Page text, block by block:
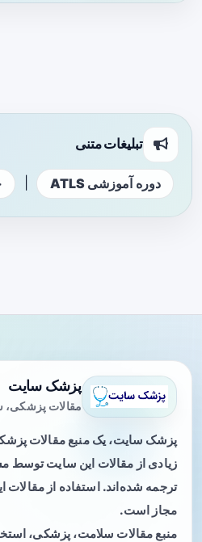
تبلیغات متنی
دوره آموزشی ATLS
پزشک سایت
مقالات
پزشک سایت، یک منبع مقالات
زیادی از مقالات این سایت توسط
ترجمه شده‌اند. استفاده از مقالات
مجاز است.
منبع مقالات سلامت، پزشکی،